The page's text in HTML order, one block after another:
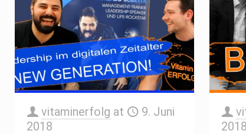
vitaminerfolg at
9. Juni
2018
2018